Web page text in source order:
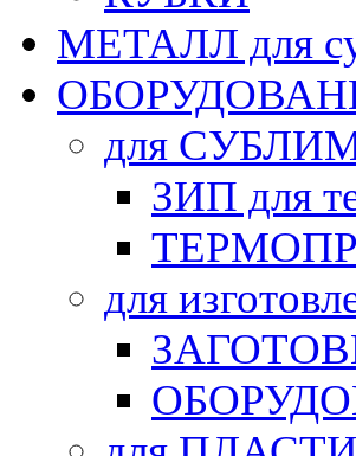
МЕТАЛЛ для
для
ЗИП для
для